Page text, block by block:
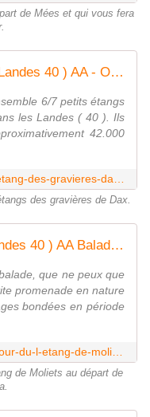
de Mées et qui vous fera
Étangs des Gravières , Dax ( Landes 40 ) AA - ONVQF.over-blog.com
6/7 petits étangs
les Landes ( 40 ). Ils
42.000
des gravières de Dax.
Tour de l'étang de Moliets ( Landes 40 ) AA Balade - ONVQF.over-blog.com
que ne peux que
promenade en nature
bondées en période
de Moliets au départ de